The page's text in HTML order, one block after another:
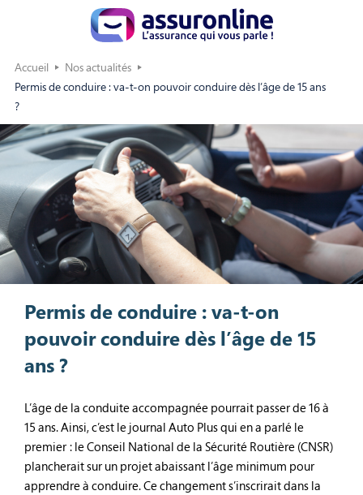
Accueil
Nos actualités
Permis de conduire : va-t-on pouvoir conduire dès l’âge de 15 ans
?
Permis de conduire : va-t-on
pouvoir conduire dès l’âge de 15
ans ?
L’âge de la conduite accompagnée pourrait passer de 16 à
15 ans. Ainsi, c’est le journal Auto Plus qui en a parlé le
premier : le Conseil National de la Sécurité Routière (CNSR)
plancherait sur un projet abaissant l’âge minimum pour
apprendre à conduire. Ce changement s’inscrirait dans la